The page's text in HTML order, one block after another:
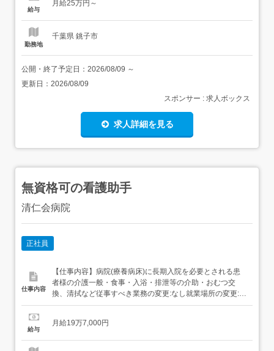
力発掘商品撮影やポータルサイトへの掲載管理受注、在庫
給与
月給25万円～
勤務地
千葉県 銚子市
公開・終了予定日： 2026/08/09 ～
更新日： 2026/08/09
スポンサー : 求人ボックス
求人詳細を見る
無資格可の看護助手
清仁会病院
正社員
仕事内容
【仕事内容】病院(療養病床)に長期入院を必要とされる患
者様の介護一般・食事・入浴・排泄等の介助・おむつ交
換、清拭など従事すべき業務の変更:なし就業場所の変更:な
し 【経験・資格】<応募要件>普通自動車運転免許(AT限定
制による) 【給与】月給 197,000円<給与の備考>内訳・基
給与
月給19万7,000円